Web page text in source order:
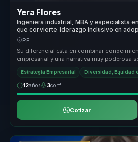
Yera Flores
Ingeniera industrial, MBA y especialista
que convierte liderazgo inclusivo en
empleabilidad para empresas.
PE
Su diferencial esta en combinar
empresarial y una narrativa muy poderosa
la IA ...
Estrategia Empresarial Diversidad, Equidad
12años 3conf.
Cotizar